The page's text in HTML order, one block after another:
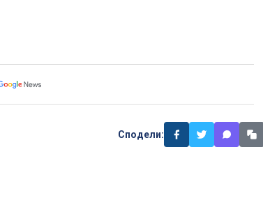
Сподели: